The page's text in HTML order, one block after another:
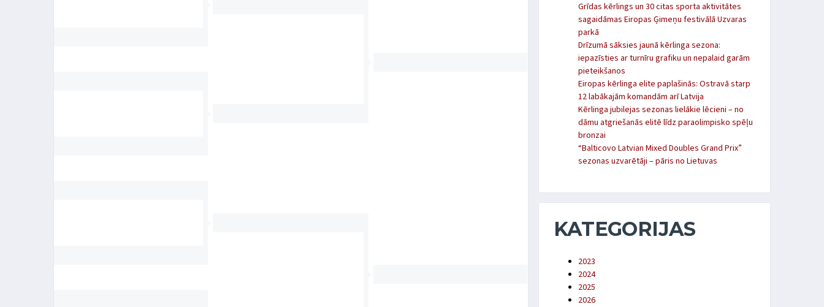
Grīdas kērlings un 30 citas sporta aktivitātes
sagaidāmas Eiropas Ģimeņu festivālā Uzvaras
parkā
Drīzumā sāksies jaunā kērlinga sezona:
iepazīsties ar turnīru grafiku un nepalaid garām
pieteikšanos
Eiropas kērlinga elite paplašinās: Ostravā starp
12 labākajām komandām arī Latvija
Kērlinga jubilejas sezonas lielākie lēcieni – no
dāmu atgriešanās elitē līdz paraolimpisko spēļu
bronzai
“Balticovo Latvian Mixed Doubles Grand Prix”
sezonas uzvarētāji – pāris no Lietuvas
KATEGORIJAS
2023
2024
2025
2026